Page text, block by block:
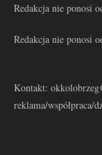
Redakcja nie ponosi
Redakcja nie ponosi
Kontakt:
reklama/współpraca/